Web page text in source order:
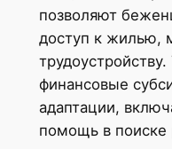
позволяют
доступ к жилью,
финансовые
адаптации,
помощь в поиске